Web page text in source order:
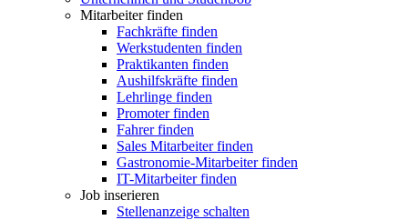
Mitarbeiter finden
Fachkräfte finden
Werkstudenten finden
Praktikanten finden
Aushilfskräfte finden
Lehrlinge finden
Promoter finden
Fahrer finden
Sales Mitarbeiter finden
Gastronomie-Mitarbeiter finden
IT-Mitarbeiter finden
Job inserieren
Stellenanzeige schalten